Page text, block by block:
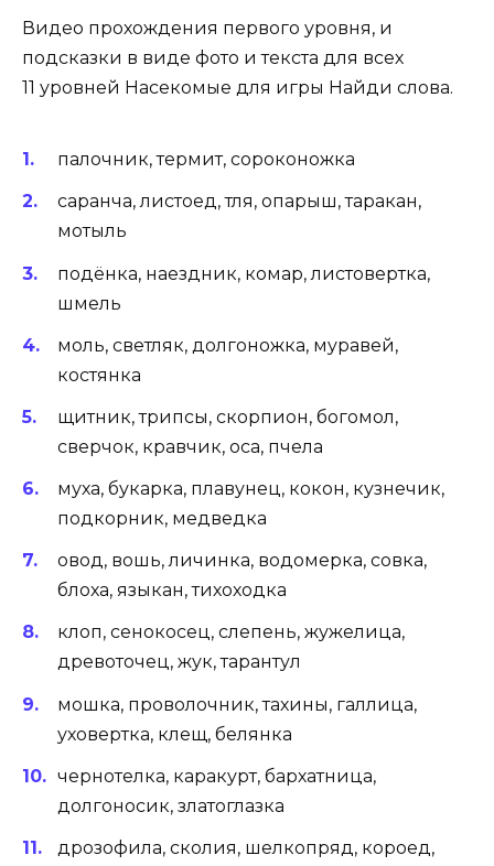
Видео прохождения первого уровня, и
подсказки в виде фото и текста для всех
11 уровней Насекомые для игры Найди слова.
палочник, термит, сороконожка
саранча, листоед, тля, опарыш, таракан,
мотыль
подёнка, наездник, комар, листовертка,
шмель
моль, светляк, долгоножка, муравей,
костянка
щитник, трипсы, скорпион, богомол,
сверчок, кравчик, оса, пчела
муха, букарка, плавунец, кокон, кузнечик,
подкорник, медведка
овод, вошь, личинка, водомерка, совка,
блоха, языкан, тихоходка
клоп, сенокосец, слепень, жужелица,
древоточец, жук, тарантул
мошка, проволочник, тахины, галлица,
уховертка, клещ, белянка
чернотелка, каракурт, бархатница,
долгоносик, златоглазка
дрозофила, сколия, шелкопряд, короед,